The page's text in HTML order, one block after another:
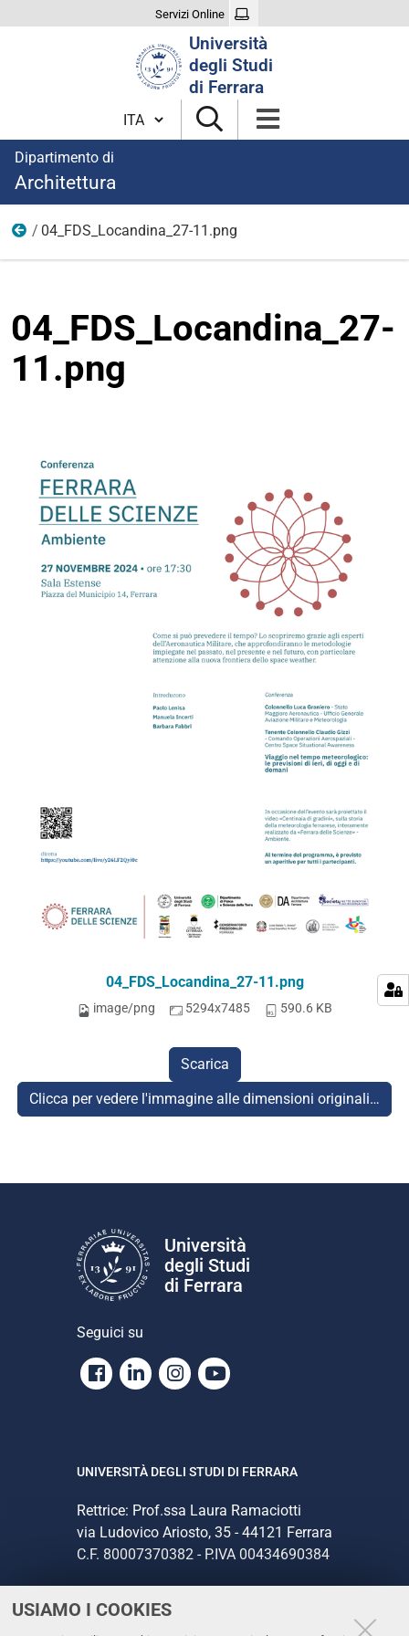
USIAMO I COOKIES
Servizi Online
Università
degli Studi
di Ferrara
Cambia lingua
Dipartimento di
Architettura
Eventi
04_FDS_Locandina_27-11.png
04_FDS_Locandina_27-
11.png
04_FDS_Locandina_27-11.png
image/png 5294x7485 590.6 KB
Scarica
Clicca per vedere l'immagine alle dimensioni originali…
Università
degli Studi
di Ferrara
Seguici su
Facebook
LinkedinInstagram
Youtube
UNIVERSITÀ DEGLI STUDI DI FERRARA
Rettrice: Prof.ssa Laura Ramaciotti
via Ludovico Ariosto, 35 - 44121 Ferrara
C.F. 80007370382 - P.IVA 00434690384
CONTATTI